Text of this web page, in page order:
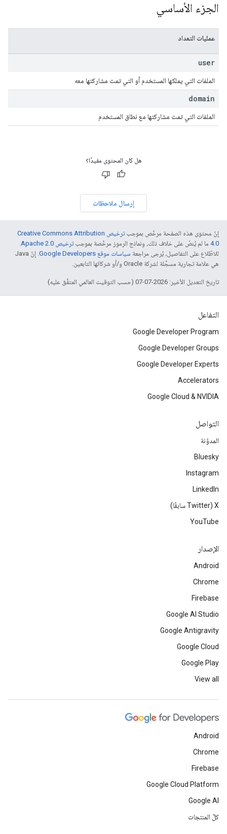
الجزء الأساسي
عمليات التعداد
user
الملفات التي يملكها المستخدم أو التي تمت مشاركتها معه
domain
الملفات التي تمت مشاركتها مع نطاق المستخدم
هل كان المحتوى مفيدًا؟
إرسال ملاحظات
إنّ محتوى هذه الصفحة مرخّص بموجب
ترخيص Creative Commons Attribution
4.0‏ ما لم يُنصّ على خلاف ذلك، ونماذج الرموز مرخّصة بموجبترخيص Apache 2.0‏
.
للاطّلاع على التفاصيل، يُرجى مراجعة سياسات موقع Google Developers‏
. إنّ Java
هي علامة تجارية مسجَّلة لشركة Oracle و/أو شركائها التابعين.
تاريخ التعديل الأخير: 2026-07-07 (حسب التوقيت العالمي المتفَّق عليه)
التفاعل
Google Developer Program
Google Developer Groups
Google Developer Experts
Accelerators
Google Cloud & NVIDIA
التواصل
المدوّنة
Bluesky
Instagram
LinkedIn
‫X ‏(Twitter سابقًا)
YouTube
الإصدار
Android
Chrome
Firebase
Google AI Studio
Google Antigravity
Google Cloud
Google Play
View all
Android
Chrome
Firebase
Google Cloud Platform
Google AI
كلّ المنتجات